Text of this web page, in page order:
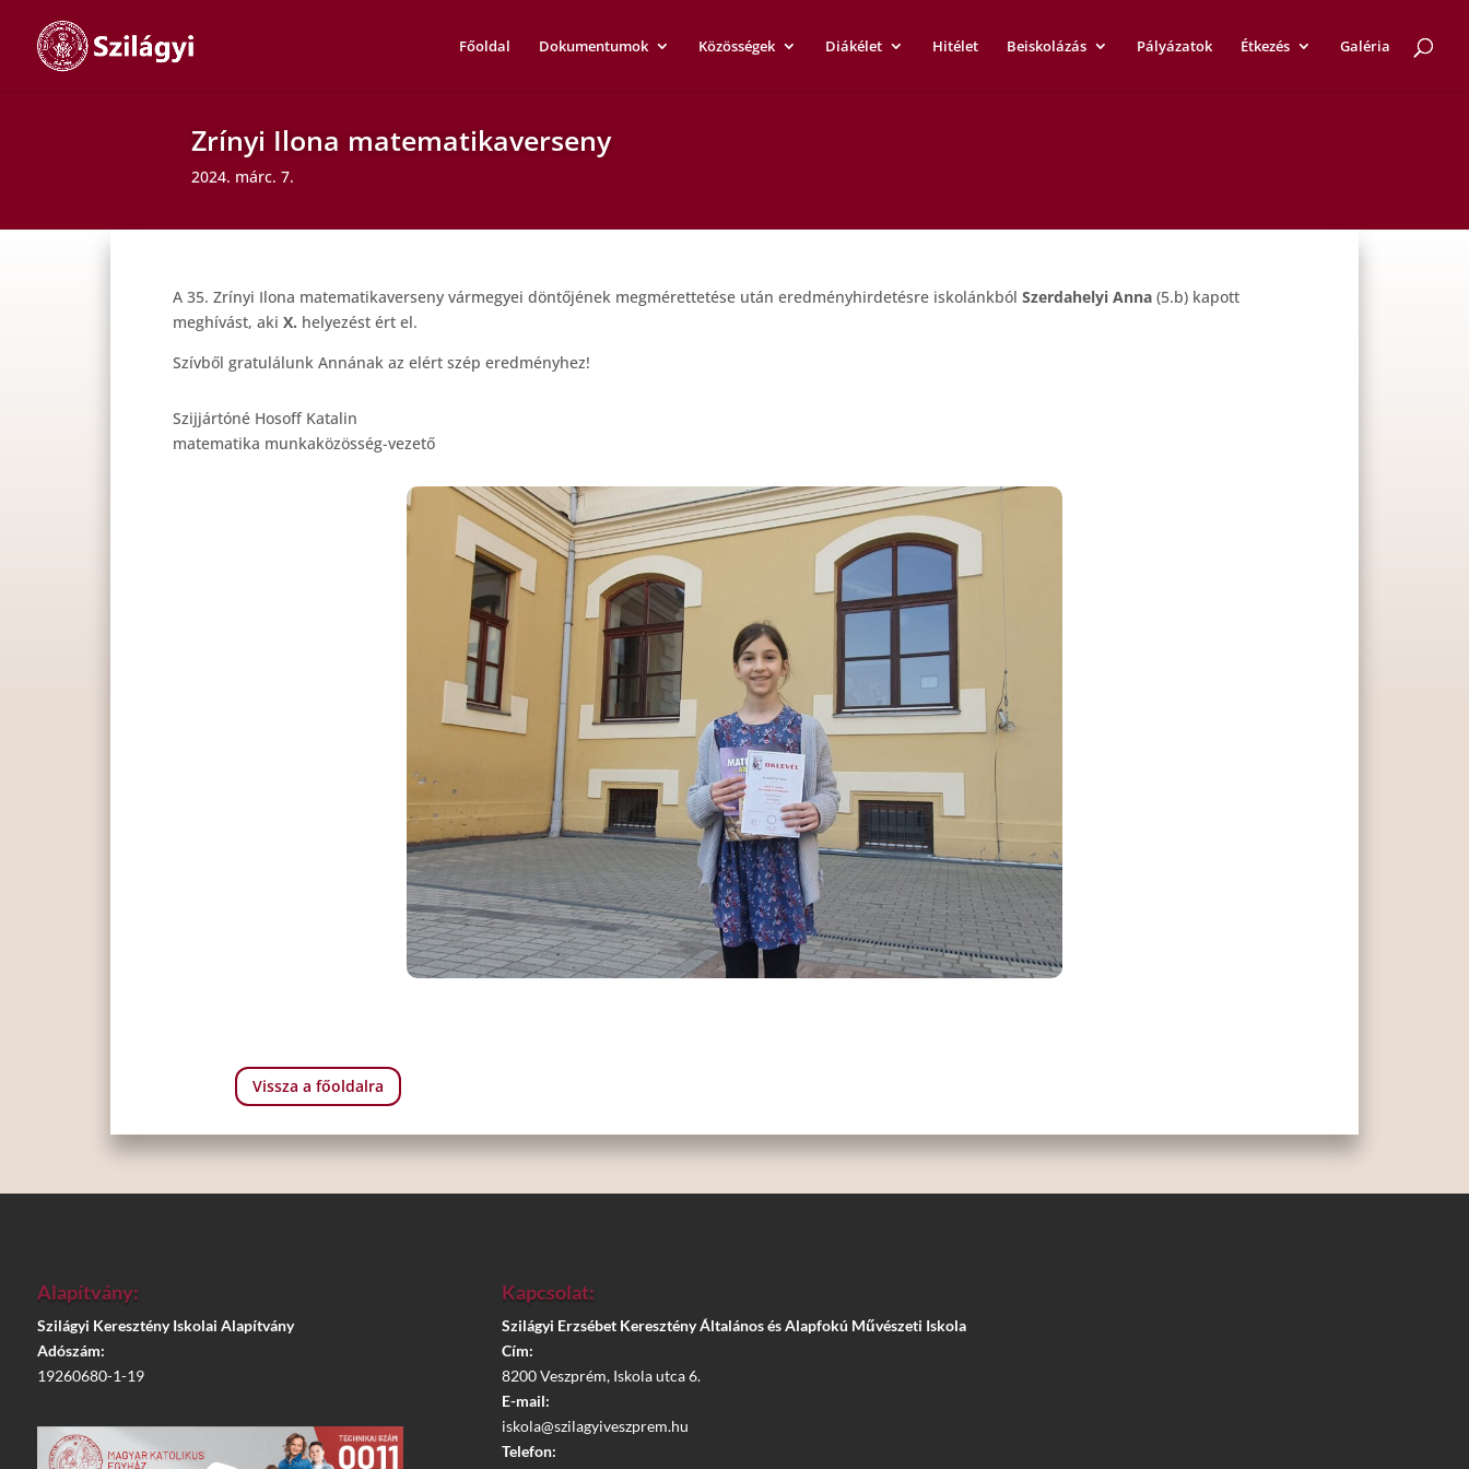
Főoldal Dokumentumok Közösségek Diákélet Hitélet Beiskolázás Pályázatok Étkezés Galéria
Zrínyi Ilona matematikaverseny
2024. márc. 7.
A 35. Zrínyi Ilona matematikaverseny vármegyei döntőjének megmérettetése után eredményhirdetésre iskolánkból Szerdahelyi Anna(5.b) kapott
meghívást, aki X. helyezést ért el.
Szívből gratulálunk Annának az elért szép eredményhez!
Szijjártóné Hosoff Katalin
matematika munkaközösség-vezető
Vissza a főoldalra
Alapítvány:
Szilágyi Keresztény Iskolai Alapítvány
Adószám:
19260680-1-19
Kapcsolat:
Szilágyi Erzsébet Keresztény Általános és Alapfokú Művészeti Iskola
Cím:
8200 Veszprém, Iskola utca 6.
E-mail:
iskola@szilagyiveszprem.hu
Telefon: